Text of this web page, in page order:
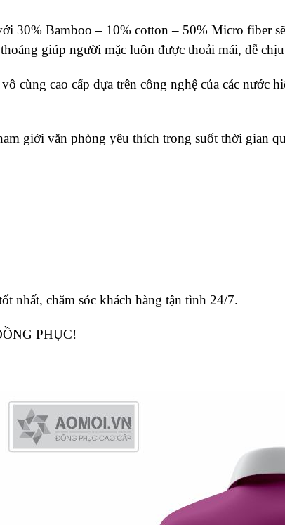
30% Bamboo – 10% cotton – 50% Micro fiber
giúp người mặc luôn được thoải mái, dễ
cùng cao cấp dựa trên công nghệ của các nước
giới văn phòng yêu thích trong suốt thời gian
nhất, chăm sóc khách hàng tận tình 24/7.
PHỤC!